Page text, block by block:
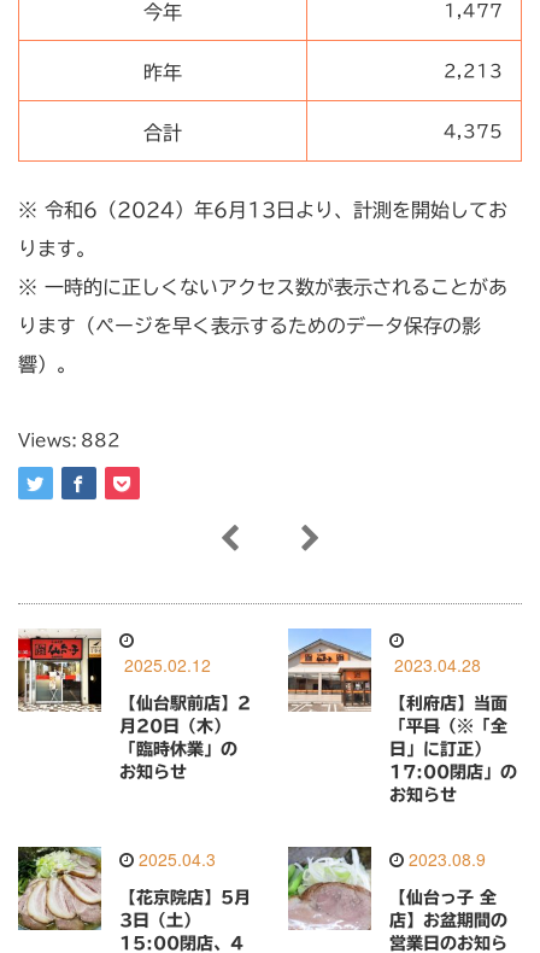
今年 1,477
昨年 2,213
合計 4,375
※ 令和6（2024）年6月13日より、計測を開始してお
ります。
※ 一時的に正しくないアクセス数が表示されることがあ
ります（ページを早く表示するためのデータ保存の影
響）。
Views: 882
2025.02.12
【仙台駅前店】2
月20日（木）
「臨時休業」の
お知らせ
2023.04.28
【利府店】当面
「 平日 （※「全
日」に訂正）
17:00閉店」の
お知らせ
2025.04.3
【花京院店】5月
3日（土）
15:00閉店、4
2023.08.9
【仙台っ子 全
店】お盆期間の
営業日のお知ら